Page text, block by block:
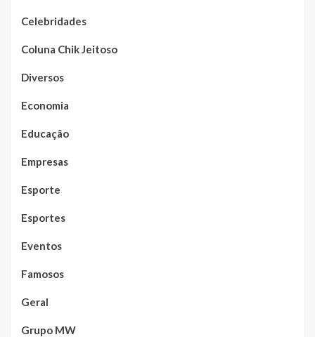
Celebridades
Coluna Chik Jeitoso
Diversos
Economia
Educação
Empresas
Esporte
Esportes
Eventos
Famosos
Geral
Grupo MW